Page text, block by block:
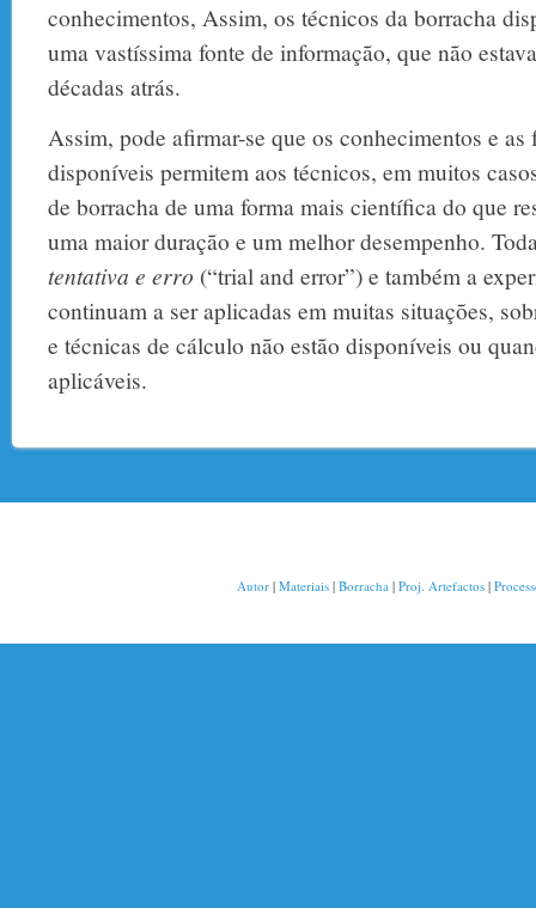
conhecimentos, Assim, os técnicos da borracha
uma vastíssima fonte de informação, que não
décadas atrás.
Assim, pode afirmar-se que os conhecimentos e as
disponíveis permitem aos técnicos, em muitos
de borracha de uma forma mais científica do que
uma maior duração e um melhor desempenho.
tentativa e erro (“trial and error”) e também a
continuam a ser aplicadas em muitas situações,
e técnicas de cálculo não estão disponíveis ou
aplicáveis.
Autor |Materiais |Borracha |Proj. Artefactos|